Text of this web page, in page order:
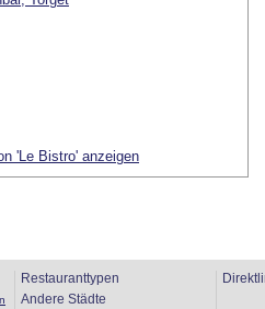
'Le Bistro' anzeigen
Restauranttypen
Andere Städte